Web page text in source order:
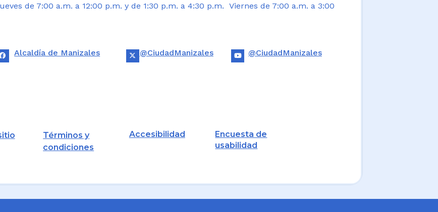
de 7:00 a.m. a 12:00 p.m. y de 1:30 p.m. a 4:30 p.m. Viernes de 7:00 a.m. a 3:00
Alcaldía de Manizales @CiudadManizales @CiudadManizales
Términos y
condiciones
Accesibilidad
Encuesta de
usabilidad